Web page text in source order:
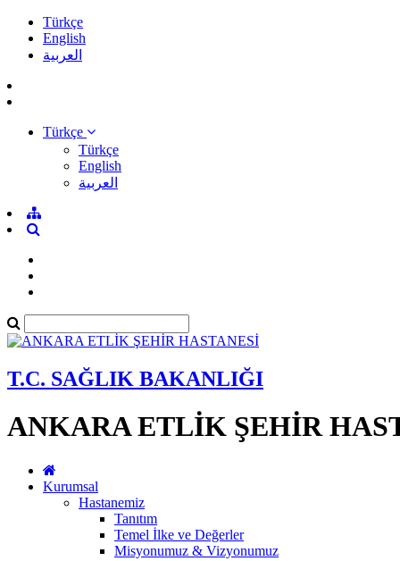
Türkçe
English
العربية
Türkçe
Türkçe
English
العربية
T.C. SAĞLIK BAKANLIĞI
ANKARA ETLİK ŞEHİR
Kurumsal
Hastanemiz
Tanıtım
Temel İlke ve Değerler
Misyonumuz & Vizyonumuz